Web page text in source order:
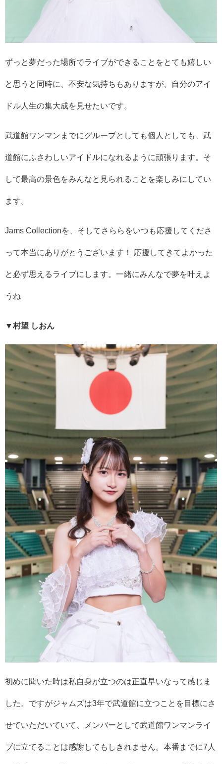
ずっと夢だった場所でライブができることをとても嬉しい
と思うと同時に、不安な気持ちもありますが、自分のアイ
ドル人生の集大成を見せたいです。
武道館ワンマンまでにグループとしても個人としても、武
道館にふさわしいアイドルになれるように頑張ります。そ
して最高の景色をみんなと見られることを楽しみにしてい
ます。
Jams Collectionを、そしてさららをいつも応援してくださ
って本当にありがとうございます！ 応援してきてよかった
と必ず思えるライブにします。一緒にみんなで夢を叶えよ
うね
▼村望 しおん
初めに聞いた時は私自身が立つのは正直早いなって感じま
した。ですがジャムズは3年で武道館に立つことを目標にさ
せていただいていて、メンバーとして武道館ワンマンライ
ブに立てることは感謝してもしきれません。本番までに7人